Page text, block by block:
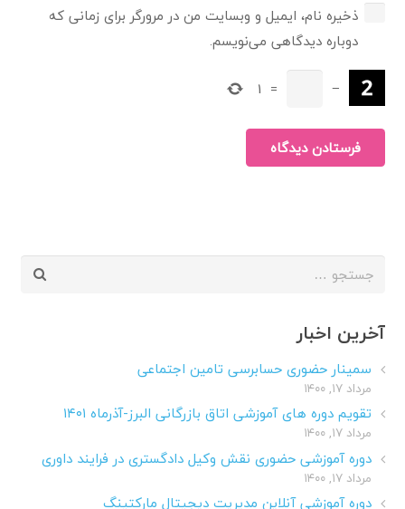
ذخیره نام، ایمیل و وبسایت من در مرورگر برای زمانی که
دوباره دیدگاهی می‌نویسم.
−
=
1
فرستادن دیدگاه
جستجو
آخرین اخبار
سمینار حضوری حسابرسی تامین اجتماعی
مرداد ۱۷, ۱۴۰۰
تقویم دوره های آموزشی اتاق بازرگانی البرز-آذرماه ۱۴۰۱
مرداد ۱۷, ۱۴۰۰
دوره آموزشی حضوری نقش وکیل دادگستری در فرایند داوری
مرداد ۱۷, ۱۴۰۰
دوره آموزشی آنلاین مدیریت دیجیتال مارکتینگ